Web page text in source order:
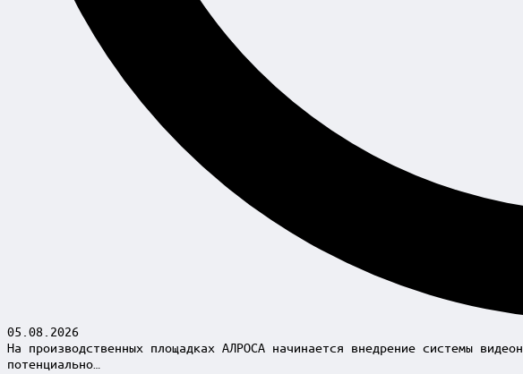
05.08.2026
На производственных площадках АЛРОСА начинается внедрение системы
потенциально…